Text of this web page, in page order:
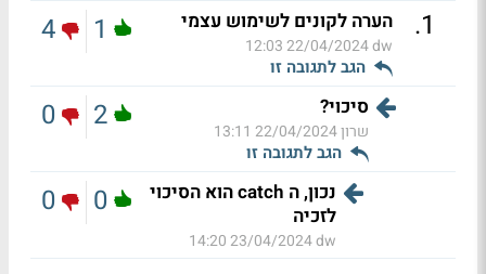
1
. הערה לקונים לשימוש עצמי
dw
22/04/2024 12:03
הגב לתגובה זו
1
4
סיכוי?
שרון22/04/2024 13:11
הגב לתגובה זו
2
0
נכון, ה catch הוא הסיכוי
לזכיה
dw
23/04/2024 14:20
0
0